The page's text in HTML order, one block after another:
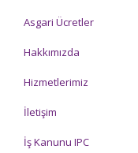
Asgari Ücretler
Hakkımızda
Hizmetlerimiz
İletişim
İş Kanunu IPC